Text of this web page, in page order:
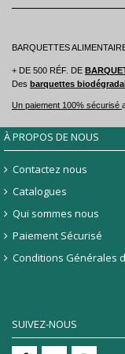
BARQUETTES
+ DE 500 RÉF. DE
Des barquettes
Un paiement 100% sécurisé
À PROPOS DE NOUS
Contactez nous
Catalogues
Qui sommes nous
Paiement Sécurisé
Conditions Générales
SUIVEZ-NOUS